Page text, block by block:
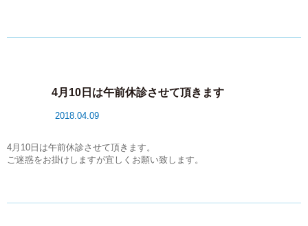
4月10日は午前休診させて頂きます
2018.04.09
4月10日は午前休診させて頂きます。
ご迷惑をお掛けしますが宜しくお願い致します。